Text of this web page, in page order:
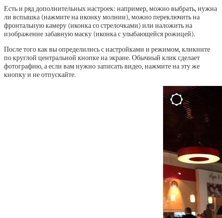
Есть и ряд дополнительных настроек: например, можно выбрать, нужна
ли вспышка (нажмите на иконку молнии), можно переключить на
фронтальную камеру (иконка со стрелочками) или наложить на
изображение забавную маску (иконка с улыбающейся рожицей).
После того как вы определились с настройками и режимом, кликните
по круглой центральной кнопке на экране. Обычный клик сделает
фотографию, а если вам нужно записать видео, нажмите на эту же
кнопку и не отпускайте.